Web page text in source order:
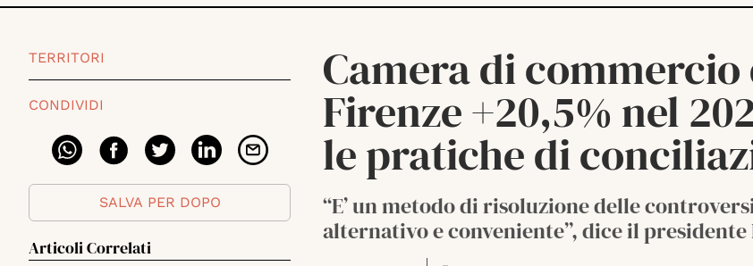
TERRITORI
CONDIVIDI
SALVA PER DOPO
Articoli Correlati
Camera di
Firenze +20,5% nel
le pratiche di
“E’ un metodo di risoluzione delle
alternativo e conveniente”, dice il